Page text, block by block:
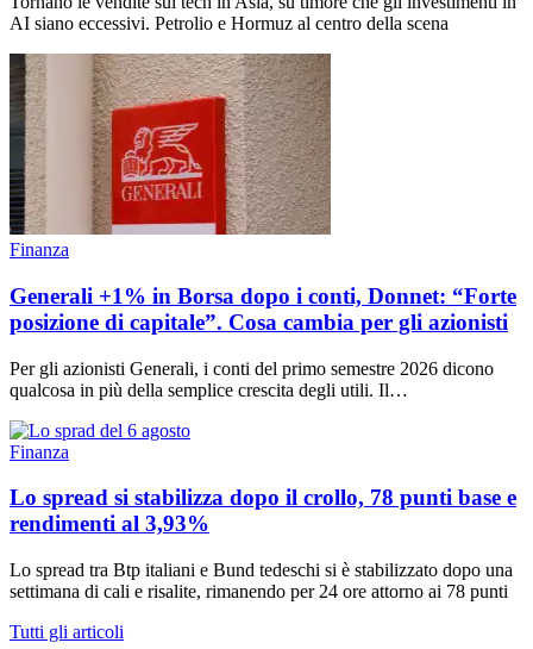
AI siano eccessivi. Petrolio e Hormuz al centro della scena
Finanza
Generali +1% in Borsa dopo i conti, Donnet: “Forte
posizione di capitale”. Cosa cambia per gli azionisti
Per gli azionisti Generali, i conti del primo semestre 2026 dicono
qualcosa in più della semplice crescita degli utili. Il…
Finanza
Lo spread si stabilizza dopo il crollo, 78 punti base e
rendimenti al 3,93%
Lo spread tra Btp italiani e Bund tedeschi si è stabilizzato dopo una
settimana di cali e risalite, rimanendo per 24 ore attorno ai 78 punti
Tutti gli articoli